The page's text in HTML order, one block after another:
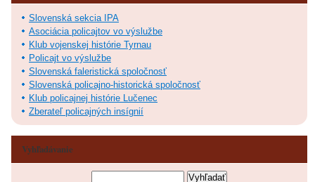
Slovenská sekcia IPA
Asociácia policajtov vo výslužbe
Klub vojenskej histórie Tyrnau
Policajt vo výslužbe
Slovenská faleristická spoločnosť
Slovenská policajno-historická spoločnosť
Klub policajnej histórie Lučenec
Zberateľ policajných insígnií
Vyhľadávanie